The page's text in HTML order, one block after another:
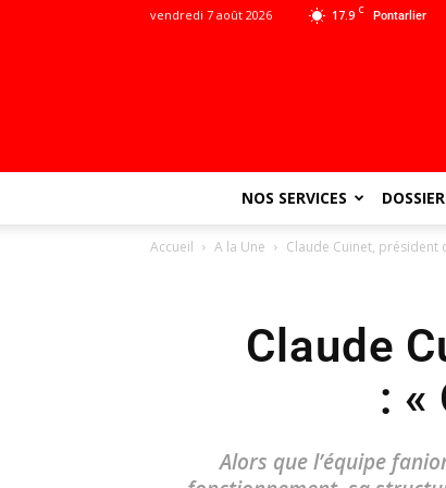
17.9 C Pontarlier
vendredi 7 août 2026
NOS SERVICES DOSSIER
Accueil A la Une Claude Cuinet, président
Claude
: «
Alors que l’équipe